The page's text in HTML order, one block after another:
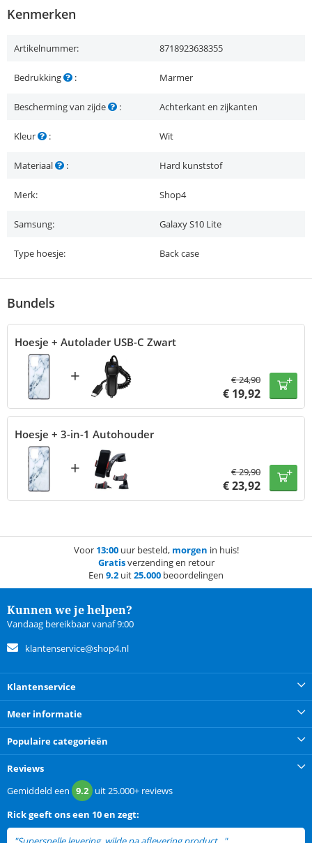
Kenmerken
Artikelnummer: 8718923638355
Bedrukking : Marmer
Bescherming van zijde : Achterkant en zijkanten
Kleur : Wit
Materiaal : Hard kunststof
Merk: Shop4
Samsung: Galaxy S10 Lite
Type hoesje: Back case
Bundels
Hoesje + Autolader USB-C Zwart
+ €24,90
€ 19,92
Hoesje + 3-in-1 Autohouder
+ €29,90
€23,92
Voor 13:00uur besteld, morgen in huis!
Gratisverzending en retour
Een 9.2 uit25.000 beoordelingen
Kunnen we je helpen?
Vandaag bereikbaar vanaf 9:00
klantenservice@shop4.nl
Klantenservice
Meer informatie
Populaire categorieën
Reviews
Gemiddeld een 9.2 uit25.000+ reviews
Rickgeeft ons een 10 en zegt: